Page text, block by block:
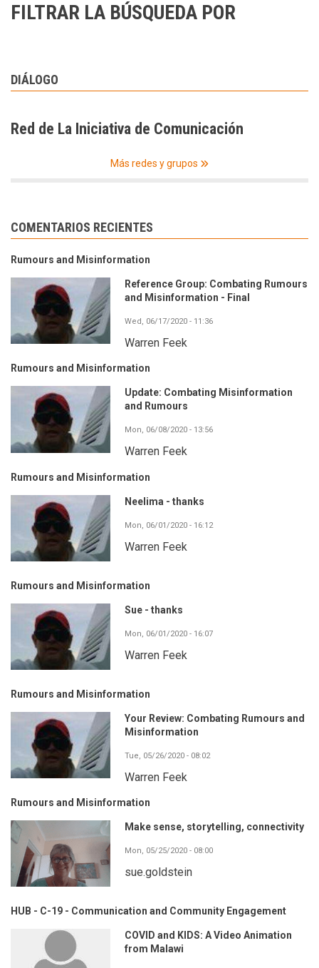
FILTRAR LA BÚSQUEDA POR
DIÁLOGO
Red de La Iniciativa de Comunicación
Más redes y grupos
COMENTARIOS RECIENTES
Rumours and Misinformation
Reference Group: Combating Rumours
and Misinformation - Final
Wed, 06/17/2020 - 11:36
Warren Feek
Rumours and Misinformation
Update: Combating Misinformation
and Rumours
Mon, 06/08/2020 - 13:56
Warren Feek
Rumours and Misinformation
Neelima - thanks
Mon, 06/01/2020 - 16:12
Warren Feek
Rumours and Misinformation
Sue - thanks
Mon, 06/01/2020 - 16:07
Warren Feek
Rumours and Misinformation
Your Review: Combating Rumours and
Misinformation
Tue, 05/26/2020 - 08:02
Warren Feek
Rumours and Misinformation
Make sense, storytelling, connectivity
Mon, 05/25/2020 - 08:00
sue.goldstein
HUB - C-19 - Communication and Community Engagement
COVID and KIDS: A Video Animation
from Malawi